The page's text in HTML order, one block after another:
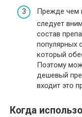
Прежде чем
следует
состав
популярных
который
Поэтому
дешевый
входит это
Когда